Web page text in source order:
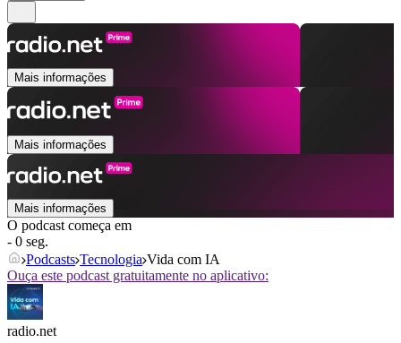
Mais informações
Mais informações
Mais informações
O podcast começa em
- 0 seg.
Podcasts Tecnologia Vida com IA
Ouça este podcast gratuitamente no aplicativo:
radio.net